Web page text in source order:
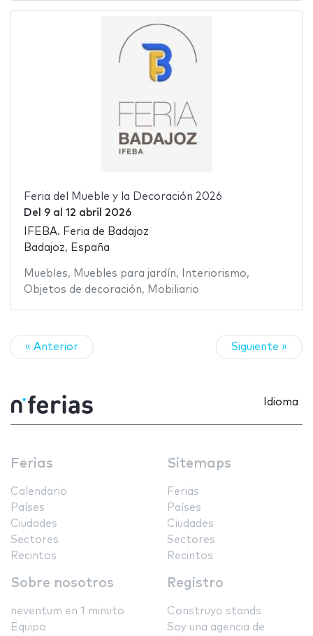
Feria del Mueble y la Decoración 2026
Del 9al 12 abril 2026
IFEBA. Feria de Badajoz
Badajoz, España
Muebles, Muebles para jardín, Interiorismo,
Objetos de decoración, Mobiliario
« Anterior Siguiente »
Idioma
Ferias
Calendario
Países
Ciudades
Sectores
Recintos
Sitemaps
Ferias
Países
Ciudades
Sectores
Recintos
Sobre nosotros
neventum en 1 minuto
Equipo
Registro
Construyo stands
Soy una agencia de